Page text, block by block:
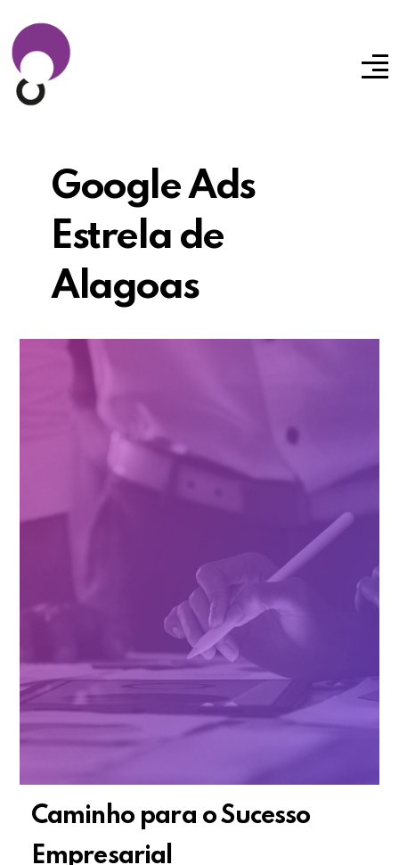
Google Ads
Estrela de
Alagoas
Caminho para o Sucesso
Empresarial